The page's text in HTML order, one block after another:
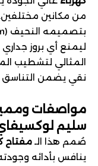
من مكانين مختلفين.
ليمنع أي بروز
المثالي لتشطيب
نقي يضمن التناسق
مواصفات
سليم
صُمم هذا الـ مفتاح
ينافس بأدائه